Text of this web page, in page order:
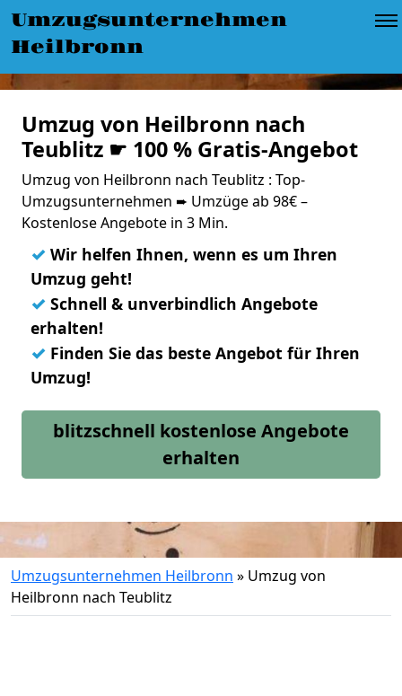
Umzugsunternehmen
Heilbronn
Umzug von Heilbronn nach
Teublitz ☛ 100 % Gratis-Angebot
Umzug von Heilbronn nach Teublitz : Top-
Umzugsunternehmen ➨ Umzüge ab 98€ –
Kostenlose Angebote in 3 Min.
✓ Wir helfen Ihnen, wenn es um Ihren
Umzug geht!
✓ Schnell & unverbindlich Angebote
erhalten!
✓ Finden Sie das beste Angebot für Ihren
Umzug!
blitzschnell kostenlose Angebote
erhalten
Umzugsunternehmen Heilbronn » Umzug von
Heilbronn nach Teublitz